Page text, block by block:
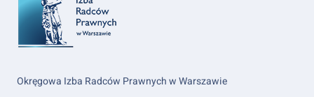
Okręgowa Izba Radców Prawnych w Warszawie